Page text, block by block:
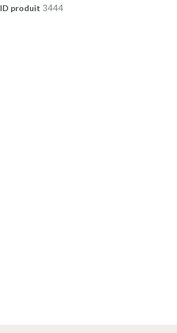
ID produit 3444